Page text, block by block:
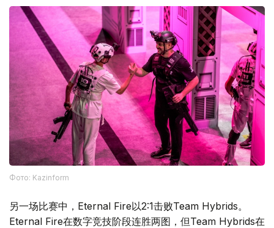
Фото: Kazinform
另一场比赛中，Eternal Fire以2:1击败Team Hybrids。
Eternal Fire在数字竞技阶段连胜两图，但Team Hybrids在